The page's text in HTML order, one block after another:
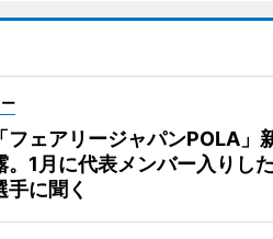
フェアリージャパンPOLA」
。1月に代表メンバー入りし
手に聞く